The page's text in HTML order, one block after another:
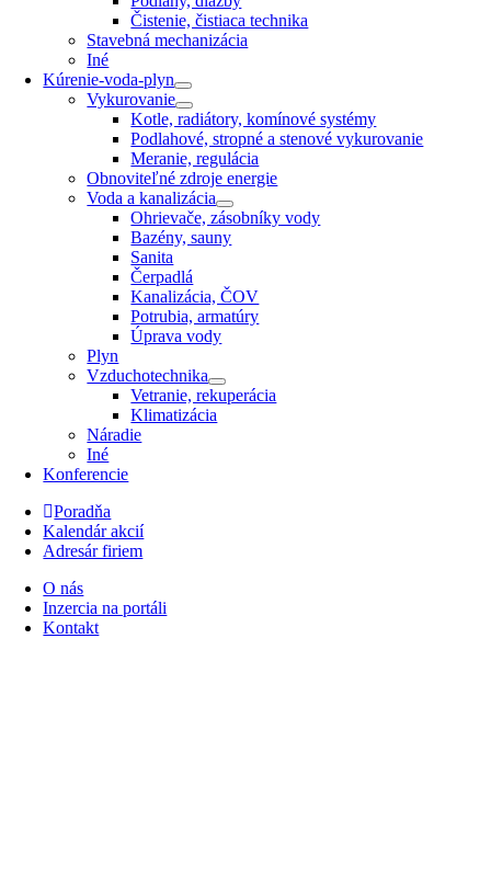
Čistenie, čistiaca technika
Stavebná mechanizácia
Iné
Kúrenie-voda-plyn
Vykurovanie
Kotle, radiátory, komínové systémy
Podlahové, stropné a stenové vykurovanie
Meranie, regulácia
Obnoviteľné zdroje energie
Voda a kanalizácia
Ohrievače, zásobníky vody
Bazény, sauny
Sanita
Čerpadlá
Kanalizácia, ČOV
Potrubia, armatúry
Úprava vody
Plyn
Vzduchotechnika
Vetranie, rekuperácia
Klimatizácia
Náradie
Iné
Konferencie
Poradňa
Kalendár akcií
Adresár firiem
O nás
Inzercia na portáli
Kontakt